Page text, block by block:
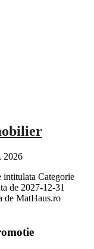
2026
intitulata Categorie
de 2027-12-31
de MatHaus.ro